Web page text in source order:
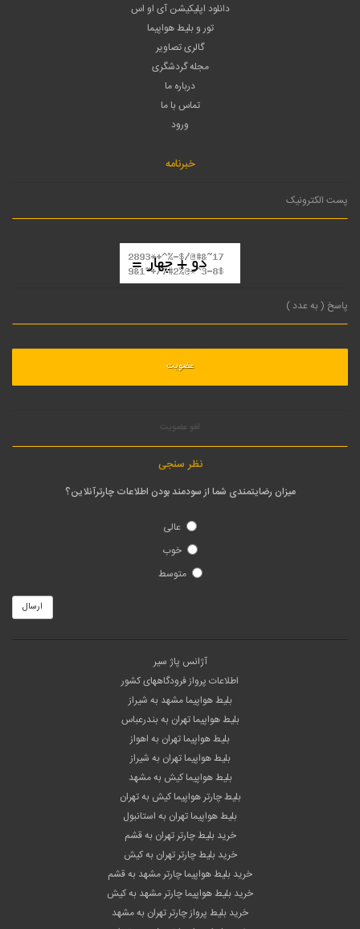
دانلود اپلیکیشن آی او اس
تور و بلیط هواپیما
گالری تصاویر
مجله گردشگری
درباره ما
تماس با ما
ورود
خبرنامه
لغو عضویت
نظر سنجی
میزان رضایتمندی شما از سودمند بودن اطلاعات چارترآنلاین؟
عالی
خوب
متوسط
ارسال
آژانس پاژ سیر
اطلاعات پرواز فرودگاههای کشور
بلیط هواپیما مشهد به شیراز
بلیط هواپیما تهران به بندرعباس
بلیط هواپیما تهران به اهواز
بلیط هواپیما تهران به شیراز
بلیط هواپیما کیش به مشهد
بلیط چارتر هواپیما کیش به تهران
بلیط هواپیما تهران به استانبول
خرید بلیط چارتر تهران به قشم
خرید بلیط چارتر تهران به کیش
خرید بلیط هواپیما چارتر مشهد به قشم
خرید بلیط هواپیما چارتر مشهد به کیش
خرید بلیط پرواز چارتر تهران به مشهد